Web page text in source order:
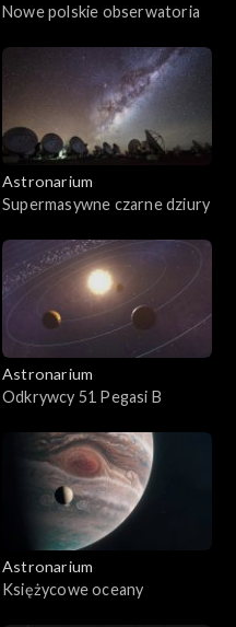
Nowe polskie obserwatoria
Astronarium
Supermasywne czarne dziury
Astronarium
Odkrywcy 51 Pegasi B
Astronarium
Księżycowe oceany